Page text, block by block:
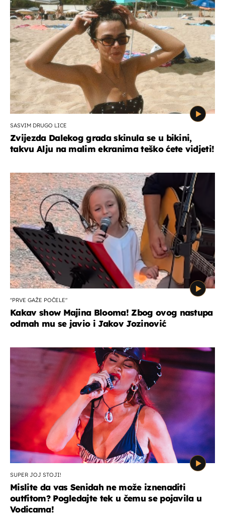
SASVIM DRUGO LICE
Zvijezda Dalekog grada skinula se u bikini,
takvu Alju na malim ekranima teško ćete vidjeti!
"PRVE GAŽE POČELE"
Kakav show Majina Blooma! Zbog ovog nastupa
odmah mu se javio i Jakov Jozinović
SUPER JOJ STOJI!
Mislite da vas Senidah ne može iznenaditi
outfitom? Pogledajte tek u čemu se pojavila u
Vodicama!